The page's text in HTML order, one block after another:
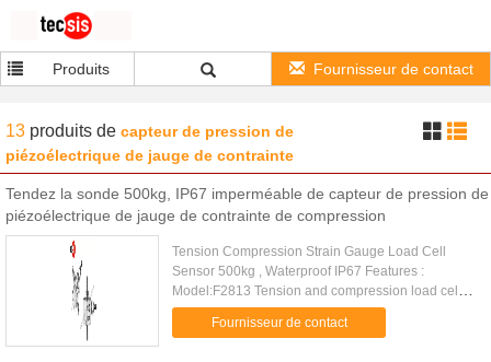
Produits Fournisseur de contact
13 produits de capteur de pression de
piézoélectrique de jauge de contrainte
Tendez la sonde 500kg, IP67 imperméable de capteur de pression de
piézoélectrique de jauge de contrainte de compression
Tension Compression Strain Gauge Load Cell
Sensor 500kg , Waterproof IP67 Features :
Model:F2813 Tension and compression load cell
High comprehensive precision, high stability
Simple structure, both sides ...
Fournisseur de contact